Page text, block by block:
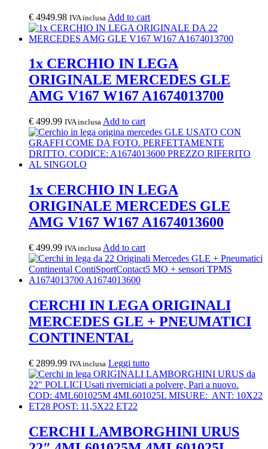
€ 4949.98 IVA inclusa Add to cart
1x CERCHIO IN LEGA
ORIGINALE MERCEDES GLE
AMG V167 W167 A1674013700
€ 499.99 IVA inclusa Add to cart
1x CERCHIO IN LEGA
ORIGINALE MERCEDES GLE
AMG V167 W167 A1674013600
€ 499.99 IVA inclusa Add to cart
CERCHI IN LEGA ORIGINALI
MERCEDES GLE + PNEUMATICI
CONTINENTAL
€ 2899.99 IVA inclusa Leggi tutto
CERCHI LAMBORGHINI URUS